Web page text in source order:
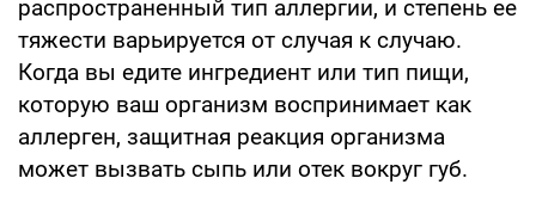
распространенный тип аллергии, и степень ее
тяжести варьируется от случая к случаю.
Когда вы едите ингредиент или тип пищи,
которую ваш организм воспринимает как
аллерген, защитная реакция организма
может вызвать сыпь или отек вокруг губ.